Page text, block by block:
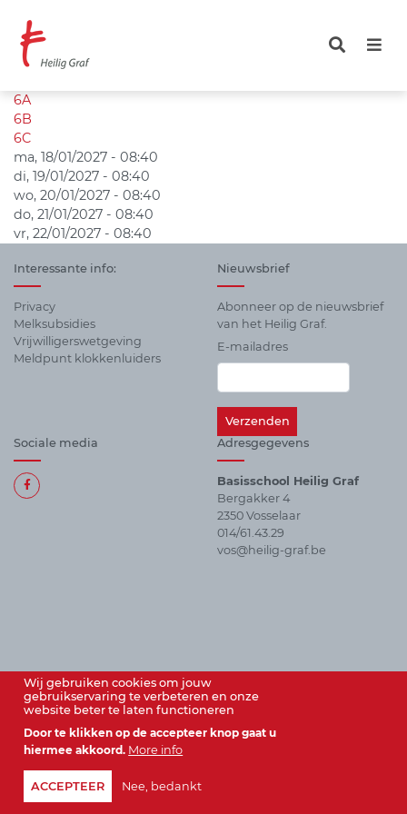
naar
gaan
6A
6B
6C
ma, 18/01/2027 - 08:40
di, 19/01/2027 - 08:40
wo, 20/01/2027 - 08:40
do, 21/01/2027 - 08:40
vr, 22/01/2027 - 08:40
Interessante info:
Privacy
Melksubsidies
Vrijwilligerswetgeving
Meldpunt klokkenluiders
Nieuwsbrief
Abonneer op de nieuwsbrief
van het Heilig Graf.
E-mailadres
Sociale media Adresgegevens
Basisschool Heilig Graf
Bergakker 4
2350 Vosselaar
014/61.43.29
vos@heilig-graf.be
© vzw Instituut Heilig Graf 2026
Wij gebruiken cookies om jouw
gebruikservaring te verbeteren en onze
website beter te laten functioneren
Door te klikken op de accepteer knop gaat u
hiermee akkoord. More info
ACCEPTEER Nee, bedankt